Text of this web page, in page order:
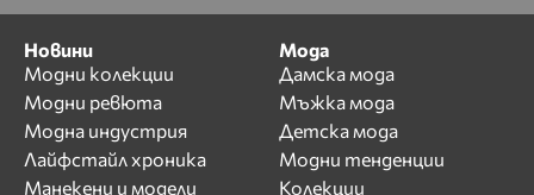
Новини
Модни колекции
Модни ревюта
Модна индустрия
Лайфстайл хроника
Манекени и модели
Мода
Дамска мода
Мъжка мода
Детска мода
Модни тенденции
Колекции